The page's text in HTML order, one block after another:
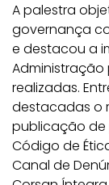
A palestra
governança
e destacou a
realizadas.
destacadas o
publicação de
Código de
Canal de